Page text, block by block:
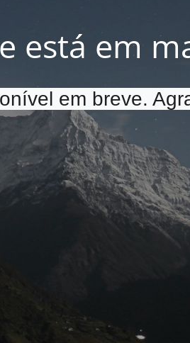
está em
em breve.